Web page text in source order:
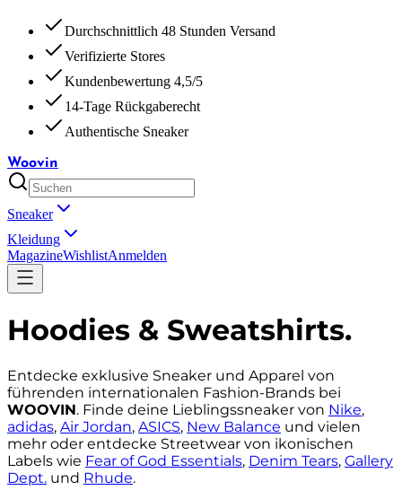
Durchschnittlich 48 Stunden Versand
Verifizierte Stores
Kundenbewertung 4,5/5
14-Tage Rückgaberecht
Authentische Sneaker
Woovin
Sneaker
Kleidung
MagazineWishlistAnmelden
Hoodies & Sweatshirts.
Entdecke exklusive Sneaker und Apparel von
führenden internationalen Fashion-Brands bei
WOOVIN. Finde deine Lieblingssneaker von Nike,
adidas, Air Jordan, ASICS, New Balance und vielen
mehr oder entdecke Streetwear von ikonischen
Labels wie Fear of God Essentials, Denim Tears, Gallery
Dept. und Rhude.